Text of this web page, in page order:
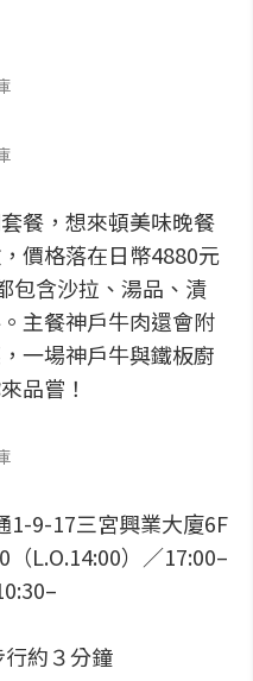
餐，想來頓美味晚餐
價格落在日幣4880元
包含沙拉、湯品、漬
主餐神戶牛肉還會附
一場神戶牛與鐵板廚
品嘗！
1-9-17三宮興業大廈6F
（L.O.14:00）／17:00–
行約３分鐘